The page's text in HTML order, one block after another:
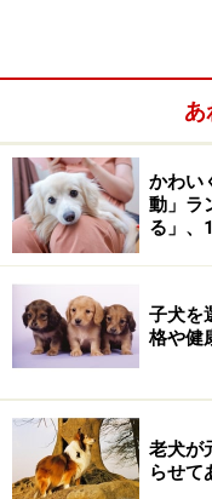
旅行予定日までは
お腹をこわしたりし
下痢というのは結構
ケガがある時には、
か動物病院で確認を
かずとも、別の楽し
あ
かわい
動」ラ
る」、
子犬を
格や健
老犬が
らせて